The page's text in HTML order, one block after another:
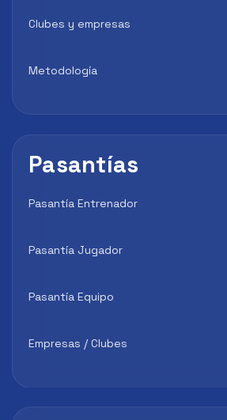
Clubes y empresas
Metodología
Pasantías
Pasantía Entrenador
Pasantía Jugador
Pasantía Equipo
Empresas / Clubes